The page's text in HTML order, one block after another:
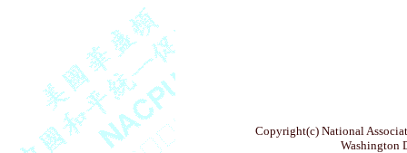
Copyright(c) National
Washington